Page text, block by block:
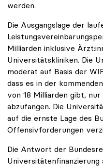
werden.
Die Ausgangslage der
Milliarden inklusive
Universitätskliniken. Die
moderat auf Basis der
dass es in der
von 18 Milliarden gibt,
abzufangen. Die
auf die ernste Lage des
Offensivforderungen
Die Antwort der
Universitätenfinanzierung